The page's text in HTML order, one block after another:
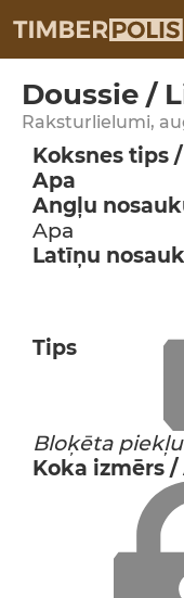
Doussie /
Raksturlielumi,
Koksnes tips
Apa
Angļu
Apa
Latīņu
Tips
Bloķēta
Koka izmērs